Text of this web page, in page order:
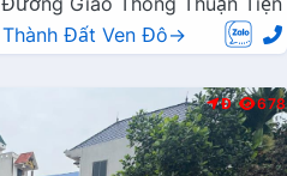
Thành Đất Ven Đô→
Đ 678